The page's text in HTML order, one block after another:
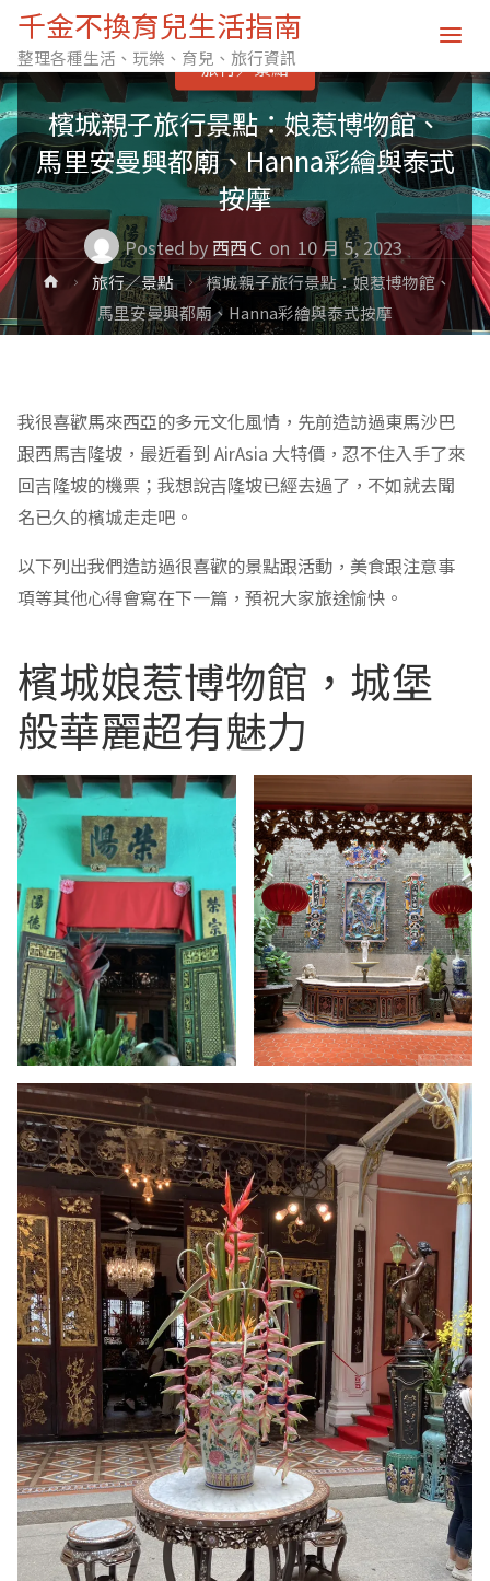
千金不換育兒生活指南
整理各種生活、玩樂、育兒、旅行資訊
檳城親子旅行景點：娘惹博物館、
馬里安曼興都廟、Hanna彩繪與泰式
按摩
Posted by 西西Ｃ on 10 月 5, 2023
旅行／景點
Home旅行／景點
檳城親子旅行景點：娘惹博物館、
馬里安曼興都廟、Hanna彩繪與泰式按摩
我很喜歡馬來西亞的多元文化風情，先前造訪過東馬沙巴
跟西馬吉隆坡，最近看到 AirAsia 大特價，忍不住入手了來
回吉隆坡的機票；我想說吉隆坡已經去過了，不如就去聞
名已久的檳城走走吧。
以下列出我們造訪過很喜歡的景點跟活動，美食跟注意事
項等其他心得會寫在下一篇，預祝大家旅途愉快。
檳城娘惹博物館，城堡
般華麗超有魅力